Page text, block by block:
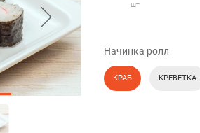
шт
Начинка ролл
КРАБ КРЕВЕТКА